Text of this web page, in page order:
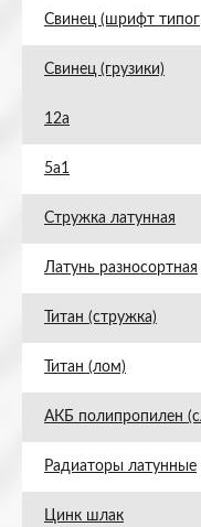
Свинец (шрифт
Свинец (грузики)
12а
5а1
Стружка латунная
Латунь разносортная
Титан (стружка)
Титан (лом)
АКБ полипропилен
Радиаторы латунные
Цинк шлак